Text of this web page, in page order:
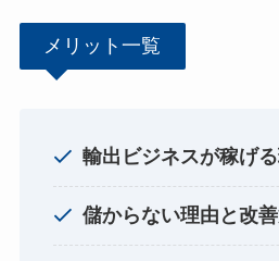
メリット一覧
輸出ビジネスが稼げ
儲からない理由と改